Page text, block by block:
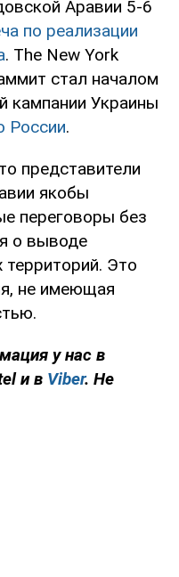
Аравии 5-6
по реализации
. The New York
стал началом
кампании Украины
России.
представители
якобы
переговоры без
о выводе
территорий. Это
не имеющая
у нас в
и в Viber. Не